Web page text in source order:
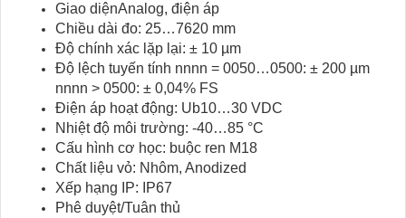
Giao diệnAnalog, điện áp
Chiều dài đo: 25…7620 mm
Độ chính xác lặp lại: ± 10 µm
Độ lệch tuyến tính nnnn = 0050…0500: ± 200 µm
nnnn > 0500: ± 0,04% FS
Điện áp hoạt động: Ub10…30 VDC
Nhiệt độ môi trường: -40…85 °C
Cấu hình cơ học: buộc ren M18
Chất liệu vỏ: Nhôm, Anodized
Xếp hạng IP: IP67
Phê duyệt/Tuân thủ